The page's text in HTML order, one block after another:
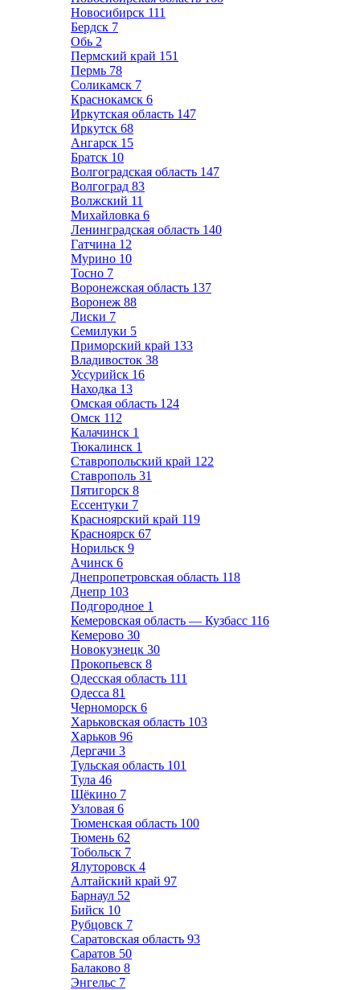
Новосибирск 111
Бердск 7
Обь 2
Пермский край 151
Пермь 78
Соликамск 7
Краснокамск 6
Иркутская область 147
Иркутск 68
Ангарск 15
Братск 10
Волгоградская область 147
Волгоград 83
Волжский 11
Михайловка 6
Ленинградская область 140
Гатчина 12
Мурино 10
Тосно 7
Воронежская область 137
Воронеж 88
Лиски 7
Семилуки 5
Приморский край 133
Владивосток 38
Уссурийск 16
Находка 13
Омская область 124
Омск 112
Калачинск 1
Тюкалинск 1
Ставропольский край 122
Ставрополь 31
Пятигорск 8
Ессентуки 7
Красноярский край 119
Красноярск 67
Норильск 9
Ачинск 6
Днепропетровская область 118
Днепр 103
Подгородное 1
Кемеровская область — Кузбасс 116
Кемерово 30
Новокузнецк 30
Прокопьевск 8
Одесская область 111
Одесса 81
Черноморск 6
Харьковская область 103
Харьков 96
Дергачи 3
Тульская область 101
Тула 46
Щёкино 7
Узловая 6
Тюменская область 100
Тюмень 62
Тобольск 7
Ялуторовск 4
Алтайский край 97
Барнаул 52
Бийск 10
Рубцовск 7
Саратовская область 93
Саратов 50
Балаково 8
Энгельс 7